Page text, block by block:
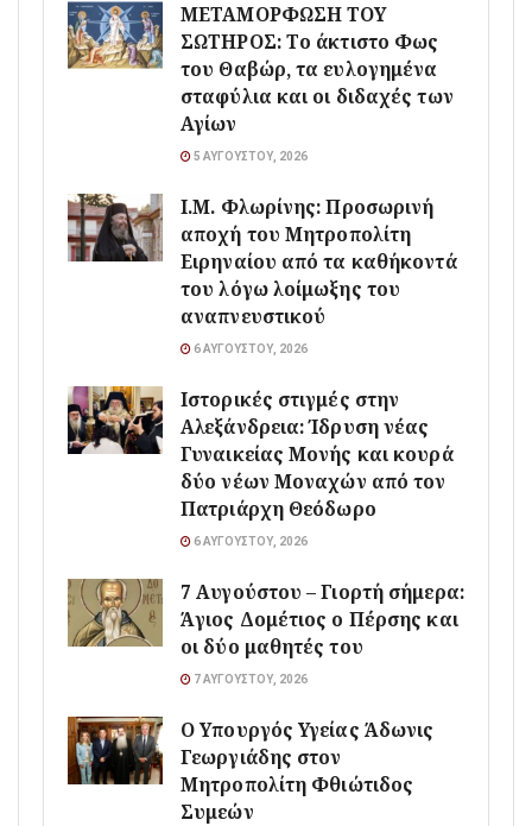
ΜΕΤΑΜΟΡΦΩΣΗ ΤΟΥ
ΣΩΤΗΡΟΣ: Το άκτιστο Φως
του Θαβώρ, τα ευλογημένα
σταφύλια και οι διδαχές των
Αγίων
5 ΑΥΓΟΎΣΤΟΥ, 2026
Ι.Μ. Φλωρίνης: Προσωρινή
αποχή του Μητροπολίτη
Ειρηναίου από τα καθήκοντά
του λόγω λοίμωξης του
αναπνευστικού
6 ΑΥΓΟΎΣΤΟΥ, 2026
Ιστορικές στιγμές στην
Αλεξάνδρεια: Ίδρυση νέας
Γυναικείας Μονής και κουρά
δύο νέων Μοναχών από τον
Πατριάρχη Θεόδωρο
6 ΑΥΓΟΎΣΤΟΥ, 2026
7 Αυγούστου – Γιορτή σήμερα:
Άγιος Δομέτιος ο Πέρσης και
οι δύο μαθητές του
7 ΑΥΓΟΎΣΤΟΥ, 2026
O Υπουργός Υγείας Άδωνις
Γεωργιάδης στον
Μητροπολίτη Φθιώτιδος
Συμεών